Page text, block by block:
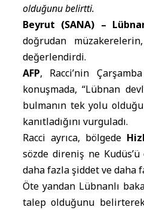
olduğunu belirtti.
Beyrut (SANA) –
doğrudan
değerlendirdi.
AFP, Racci’nin
konuşmada, “Lübnan
bulmanın tek yolu
kanıtladığını vurguladı.
Racci ayrıca, bölgede
sözde direniş ne
daha fazla şiddet ve daha
Öte yandan Lübnanlı
talep olduğunu